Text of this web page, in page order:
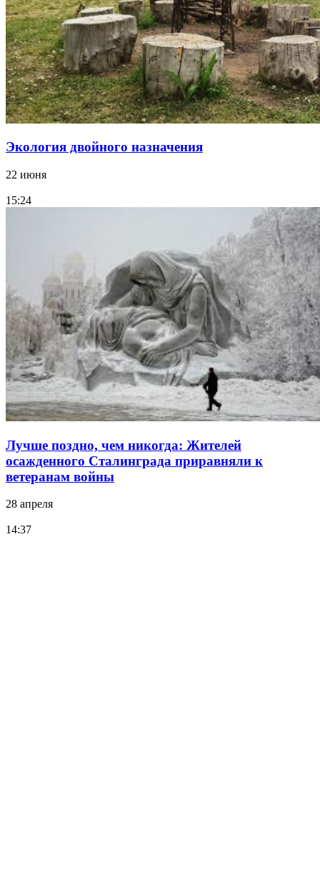
Экология двойного назначения
22 июня
15:24
Лучше поздно, чем никогда: Жителей
осажденного Сталинграда приравняли к
ветеранам войны
28 апреля
14:37